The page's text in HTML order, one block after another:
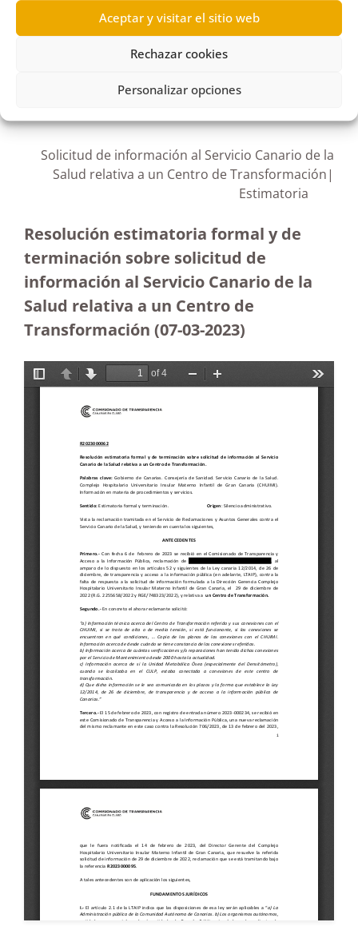
Aceptar y visitar el sitio web
Rechazar cookies
Personalizar opciones
Solicitud de información al Servicio Canario de la
Salud relativa a un Centro de Transformación|
Estimatoria
Resolución estimatoria formal y de
terminación sobre solicitud de
información al Servicio Canario de la
Salud relativa a un Centro de
Transformación (07-03-2023)